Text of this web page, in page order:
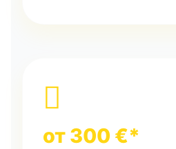
от 300 €*